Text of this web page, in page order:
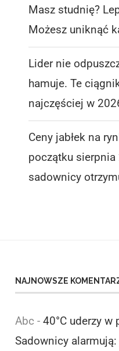
LIDER NIE ODPUSZCZA,
MOCNO HAMUJE.
6 sierpnia 2026
Masz studnię?
Możesz uniknąć
Lider nie
hamuje. Te
najczęściej w
Ceny jabłek na
początku sierpnia
sadownicy
NAJNOWSZE
Abc -40°C uderzy w
Sadownicy